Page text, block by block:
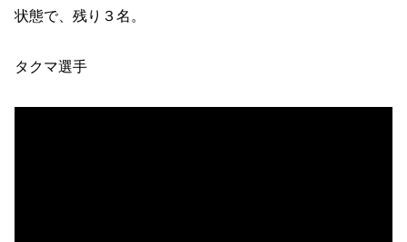
状態で、残り３名。
タクマ選手